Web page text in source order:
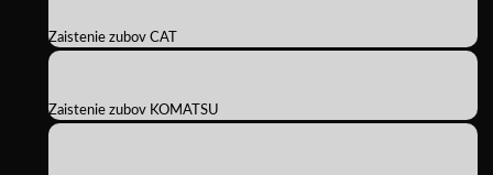
Zaistenie zubov CAT
Zaistenie zubov KOMATSU